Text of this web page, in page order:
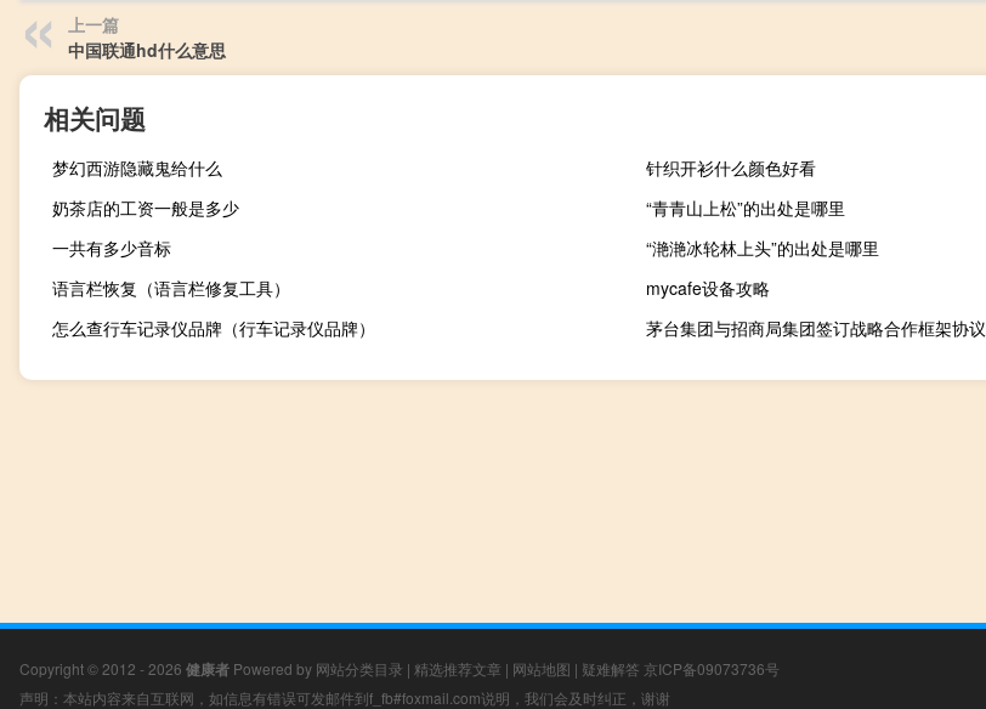
上一篇
中国联通hd什么意思
相关问题
梦幻西游隐藏鬼给什么
针织开衫什么颜色好看
奶茶店的工资一般是多少
“青青山上松”的出处是哪里
一共有多少音标
“滟滟冰轮林上头”的出处是哪里
语言栏恢复（语言栏修复工具）
mycafe设备攻略
怎么查行车记录仪品牌（行车记录仪品牌）
茅台集团与招商局集团签订战略合作框架协议
Copyright © 2012 - 2026 健康者 Powered by 网站分类目录 | 精选推荐文章 | 网站地图 | 疑难解答 京ICP备09073736号
声明：本站内容来自互联网，如信息有错误可发邮件到f_fb#foxmail.com说明，我们会及时纠正，谢谢